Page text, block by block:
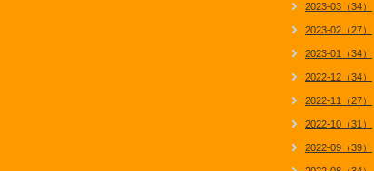
2023-03（34）
2023-02（27）
2023-01（34）
2022-12（34）
2022-11（27）
2022-10（31）
2022-09（39）